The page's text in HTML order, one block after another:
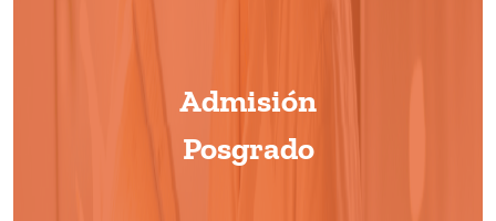
Admisión
Posgrado